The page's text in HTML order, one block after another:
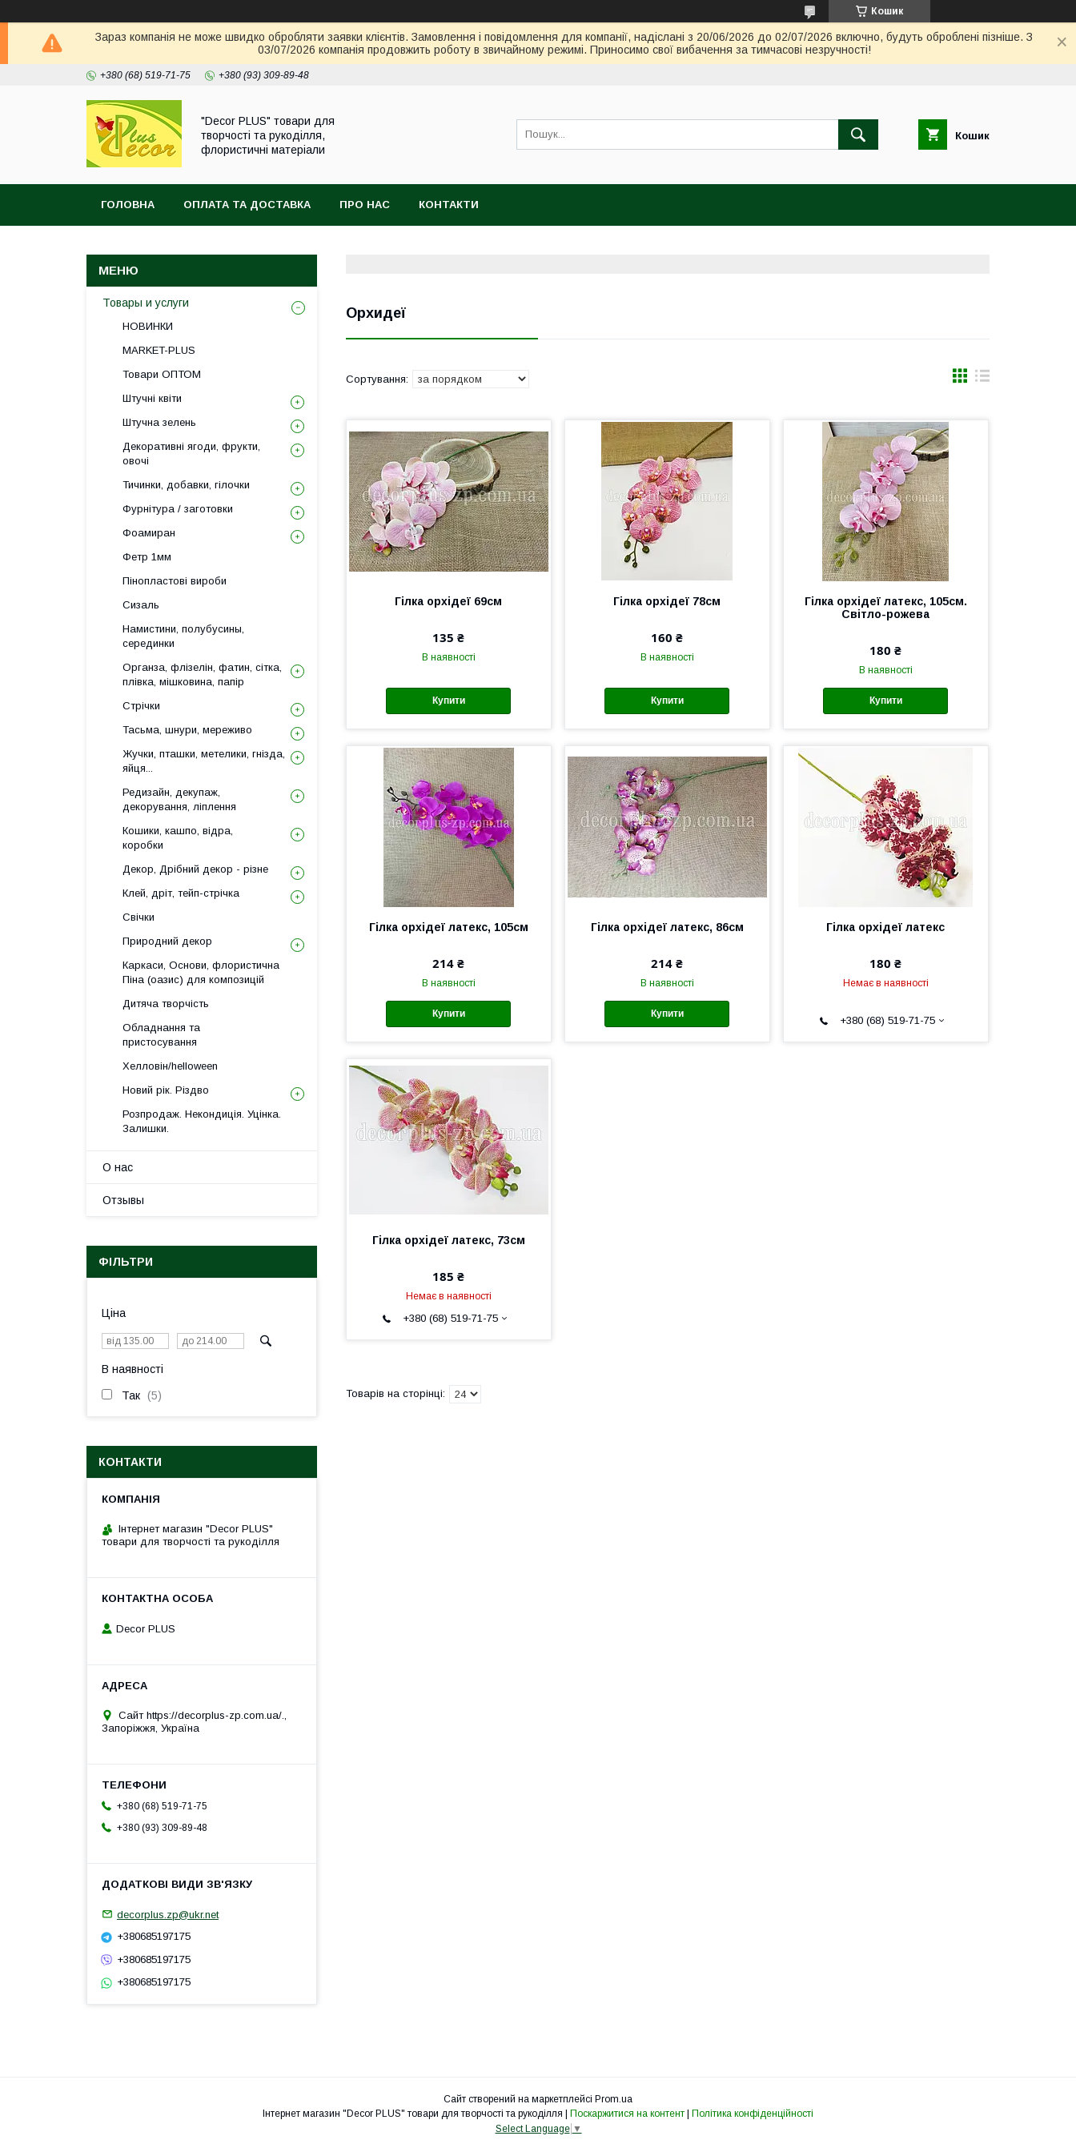
Кошик
Зараз компанія не може швидко обробляти заявки клієнтів. Замовлення і повідомлення для компанії, надіслані з 20/06/2026 до 02/07/2026 включно, будуть оброблені пізніше. З
03/07/2026 компанія продовжить роботу в звичайному режимі. Приносимо свої вибачення за тимчасові незручності!
+380 (68) 519-71-75 +380 (93) 309-89-48
"Decor PLUS" товари для
творчості та рукоділля,
флористичні матеріали
Кошик
ГОЛОВНА ОПЛАТА ТА ДОСТАВКА ПРО НАС КОНТАКТИ
Орхидеї
Гілка орхідеї 69см
135 ₴
В наявності
Купити
Гілка орхідеї 78см
160 ₴
В наявності
Купити
Гілка орхідеї латекс, 105см.
Світло-рожева
180 ₴
В наявності
Купити
Гілка орхідеї латекс, 105см
214 ₴
В наявності
Купити
Гілка орхідеї латекс, 86см
214 ₴
В наявності
Купити
Гілка орхідеї латекс
180 ₴
Немає в наявності
+380 (68) 519-71-75
Гілка орхідеї латекс, 73см
185 ₴
Немає в наявності
+380 (68) 519-71-75
Товары и услуги
НОВИНКИ
MARKET-PLUS
Товари ОПТОМ
Штучні квіти
Штучна зелень
Декоративні ягоди, фрукти,
овочі
Тичинки, добавки, гілочки
Фурнітура / заготовки
Фоамиран
Фетр 1мм
Пінопластові вироби
Сизаль
Намистини, полубусины,
серединки
Органза, флізелін, фатин, сітка,
плівка, мішковина, папір
Стрічки
Тасьма, шнури, мереживо
Жучки, пташки, метелики, гнізда,
яйця...
Редизайн, декупаж,
декорування, ліплення
Кошики, кашпо, відра,
коробки
Декор, Дрібний декор - різне
Клей, дріт, тейп-стрічка
Свічки
Природний декор
Каркаси, Основи, флористична
Піна (оазис) для композицій
Дитяча творчість
Обладнання та
пристосування
Хелловін/helloween
Новий рік. Різдво
Розпродаж. Некондиція. Уцінка.
Залишки.
О нас
Отзывы
ФІЛЬТРИ
Ціна
В наявності
Так 5
КОНТАКТИ
Інтернет магазин "Decor PLUS"
товари для творчості та рукоділля
Decor PLUS
Сайт https://decorplus-zp.com.ua/.,
Запоріжжя, Україна
+380 (68) 519-71-75
+380 (93) 309-89-48
decorplus.zp@ukr.net
+380685197175
+380685197175
+380685197175
Сайт створений на маркетплейсі Prom.ua
Інтернет магазин "Decor PLUS" товари для творчості та рукоділля | Поскаржитися на контент | Політика конфіденційності
Select Language ▼